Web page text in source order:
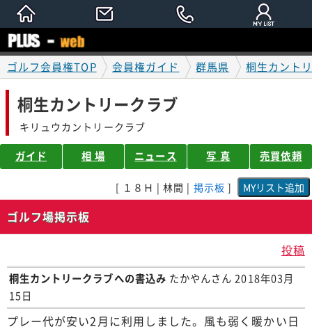
ゴルフ会員権TOP 会員権ガイド 群馬県 桐生カント
桐生カントリークラブ
キリュウカントリークラブ
ガイド 相 場 ニュース 写 真 売買依頼
[ １８Ｈ | 林間 | 掲示板 ]
ゴルフ場掲示板
投稿
桐生カントリークラブへの書込み たかやんさん 2018年03月
15日
プレー代が安い2月に利用しました。風も弱く暖かい日